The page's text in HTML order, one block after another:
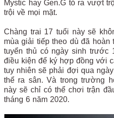
Mystic hay Gen.G tỏ ra vượt
trội về mọi mặt.
Chàng trai 17 tuổi này sẽ
mùa giải tiếp theo dù đã
tuyển thủ có ngày sinh trước
điều kiện để ký hợp đồng với
tuy nhiên sẽ phải đợi qua
thể ra sân. Và trong trường
này sẽ chỉ có thể chơi trận
tháng 6 năm 2020.